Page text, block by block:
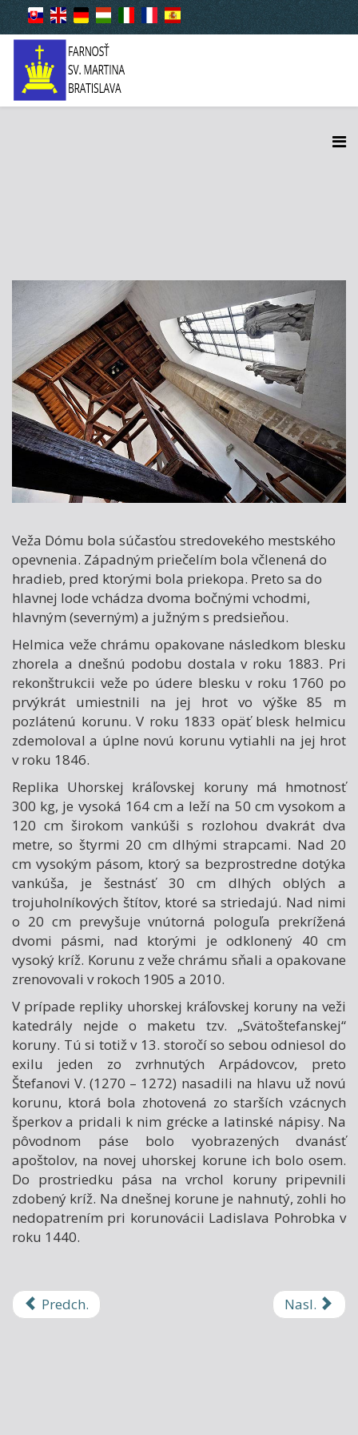
Veža Dómu bola súčasťou stredovekého mestského
opevnenia. Západným priečelím bola včlenená do
hradieb, pred ktorými bola priekopa. Preto sa do
hlavnej lode vchádza dvoma bočnými vchodmi,
hlavným (severným) a južným s predsieňou.
Helmica veže chrámu opakovane následkom blesku
zhorela a dnešnú podobu dostala v roku 1883. Pri
rekonštrukcii veže po údere blesku v roku 1760 po
prvýkrát umiestnili na jej hrot vo výške 85 m
pozlátenú korunu. V roku 1833 opäť blesk helmicu
zdemoloval a úplne novú korunu vytiahli na jej hrot
v roku 1846.
Replika Uhorskej kráľovskej koruny má hmotnosť
300 kg, je vysoká 164 cm a leží na 50 cm vysokom a
120 cm širokom vankúši s rozlohou dvakrát dva
metre, so štyrmi 20 cm dlhými strapcami. Nad 20
cm vysokým pásom, ktorý sa bezprostredne dotýka
vankúša, je šestnásť 30 cm dlhých oblých a
trojuholníkových štítov, ktoré sa striedajú. Nad nimi
o 20 cm prevyšuje vnútorná pologuľa prekrížená
dvomi pásmi, nad ktorými je odklonený 40 cm
vysoký kríž. Korunu z veže chrámu sňali a opakovane
zrenovovali v rokoch 1905 a 2010.
V prípade repliky uhorskej kráľovskej koruny na veži
katedrály nejde o maketu tzv. „Svätoštefanskej“
koruny. Tú si totiž v 13. storočí so sebou odniesol do
exilu jeden zo zvrhnutých Arpádovcov, preto
Štefanovi V. (1270 – 1272) nasadili na hlavu už novú
korunu, ktorá bola zhotovená zo starších vzácnych
šperkov a pridali k nim grécke a latinské nápisy. Na
pôvodnom páse bolo vyobrazených dvanásť
apoštolov, na novej uhorskej korune ich bolo osem.
Do prostriedku pása na vrchol koruny pripevnili
zdobený kríž. Na dnešnej korune je nahnutý, zohli ho
nedopatrením pri korunovácii Ladislava Pohrobka v
roku 1440.
Predch. Nasl.